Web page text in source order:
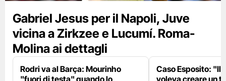
Gabriel Jesus per il Napoli, Juve
vicina a Zirkzee e Lucumí. Roma-
Molina ai dettagli
Rodri va al Barça: Mourinho
Caso Esposito: "Il